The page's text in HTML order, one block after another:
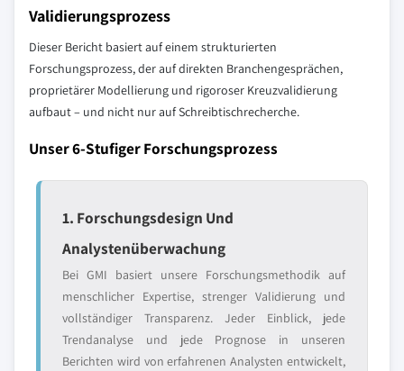
Validierungsprozess
Dieser Bericht basiert auf einem strukturierten
Forschungsprozess, der auf direkten Branchengesprächen,
proprietärer Modellierung und rigoroser Kreuzvalidierung
aufbaut – und nicht nur auf Schreibtischrecherche.
Unser 6-Stufiger Forschungsprozess
1. Forschungsdesign Und
Analystenüberwachung
Bei GMI basiert unsere Forschungsmethodik auf
menschlicher Expertise, strenger Validierung und
vollständiger Transparenz. Jeder Einblick, jede
Trendanalyse und jede Prognose in unseren
Berichten wird von erfahrenen Analysten entwickelt,